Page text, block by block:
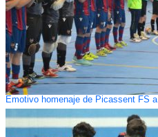
Emotivo homenaje de Picassent FS